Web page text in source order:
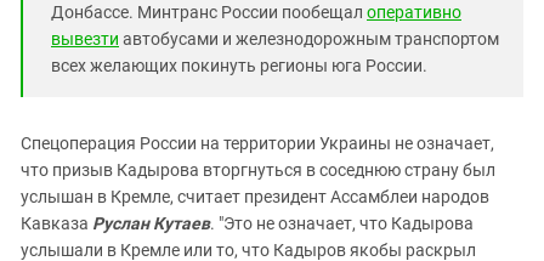
Донбассе. Минтранс России пообещал оперативно
вывезти автобусами и железнодорожным транспортом
всех желающих покинуть регионы юга России.
Спецоперация России на территории Украины не означает,
что призыв Кадырова вторгнуться в соседнюю страну был
услышан в Кремле, считает президент Ассамблеи народов
Кавказа Руслан Кутаев. "Это не означает, что Кадырова
услышали в Кремле или то, что Кадыров якобы раскрыл